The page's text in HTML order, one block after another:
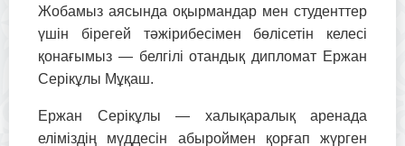
Жобамыз аясында оқырмандар мен студенттер
үшін бірегей тәжірибесімен бөлісетін келесі
қонағымыз — белгілі отандық дипломат Ержан
Серікұлы Мұқаш.
Ержан Серікұлы — халықаралық аренада
еліміздің мүддесін абыроймен қорғап жүрген